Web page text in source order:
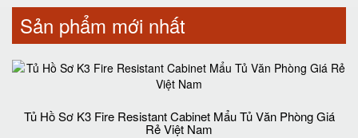
Sản phẩm mới nhất
Tủ Hồ Sơ K3 Fire Resistant Cabinet Mẩu Tủ Văn Phòng Giá
Rẻ Việt Nam